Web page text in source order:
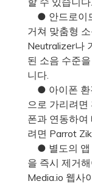
● 안드로이
거쳐 맞춤형
Neutralizer나
된 소음 수준
니다.
● 아이폰 환
으로 가리려면
폰과 연동하여
려면 Parrot
● 별도의 앱
을 즉시 제거
Media.io 웹사